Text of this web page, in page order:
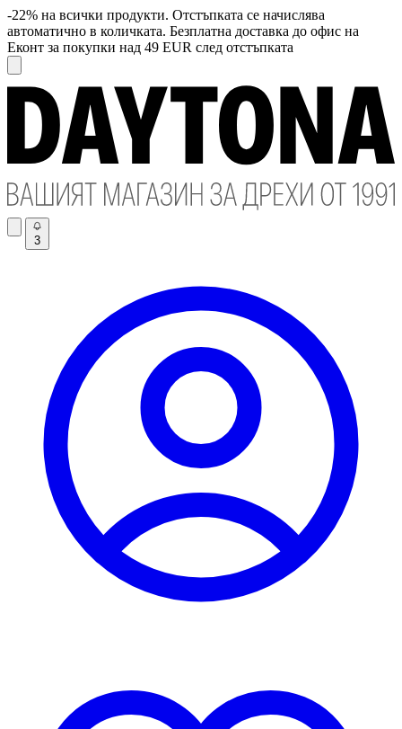
-22% на всички продукти. Отстъпката се начислява
автоматично в количката. Безплатна доставка до офис на
Еконт за покупки над 49 EUR след отстъпката
3